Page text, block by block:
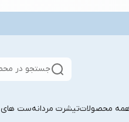
جستجو در
محصولاتتیشرت مردانهست های